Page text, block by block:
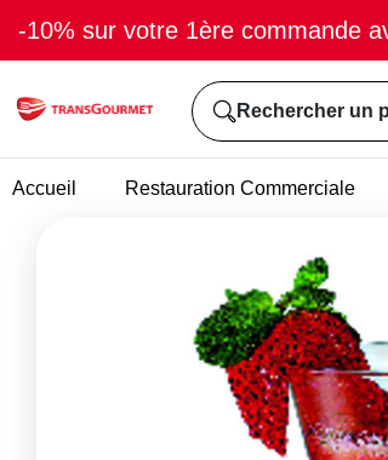
-10% sur votre 1ère commande
Rechercher un
Accueil Restauration Commerciale